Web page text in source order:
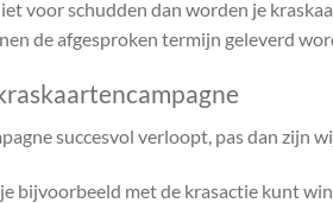
voor schudden dan worden je
de afgesproken termijn geleverd
succesvol verloopt, pas dan zijn
bijvoorbeeld met de krasactie kunt